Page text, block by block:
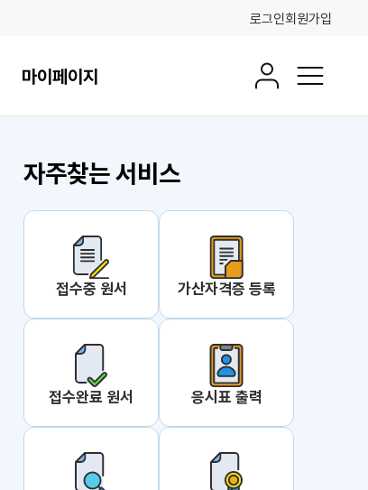
로그인회원가입
마이페이지 회원정보전체메뉴
자주찾는 서비스
접수중 원서 가산자격증 등록
접수완료 원서 응시표 출력